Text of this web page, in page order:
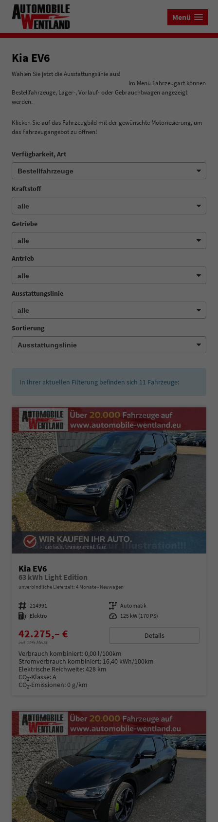
Menü
Kia EV6
Wählen Sie jetzt die Ausstattungslinie aus!
Im Menü Fahrzeugart können
Bestellfahrzeuge, Lager-, Vorlauf- oder Gebrauchtwagen angezeigt
werden.
Klicken Sie auf das Fahrzeugbild mit der gewünschte Motoriesierung, um
das Fahrzeugangebot zu öffnen!
Verfügbarkeit, Art
Kraftstoff
Getriebe
Antrieb
Ausstattungslinie
Sortierung
In Ihrer aktuellen Filterung befinden sich 11 Fahrzeuge:
Kia EV6
63 kWh Light Edition
unverbindliche Lieferzeit: 4 Monate Neuwagen
Fahrzeugnummer 214991 Getriebe Automatik
Kraftstoff Elektro Leistung 125 kW (170 PS)
42.275,– €
incl. 19% MwSt.
Details
Verbrauch kombiniert:0,00 l/100km
Stromverbrauch kombiniert: 16,40 kWh/100km
Elektrische Reichweite:428 km
CO2-Klasse:A
CO2-Emissionen:0 g/km